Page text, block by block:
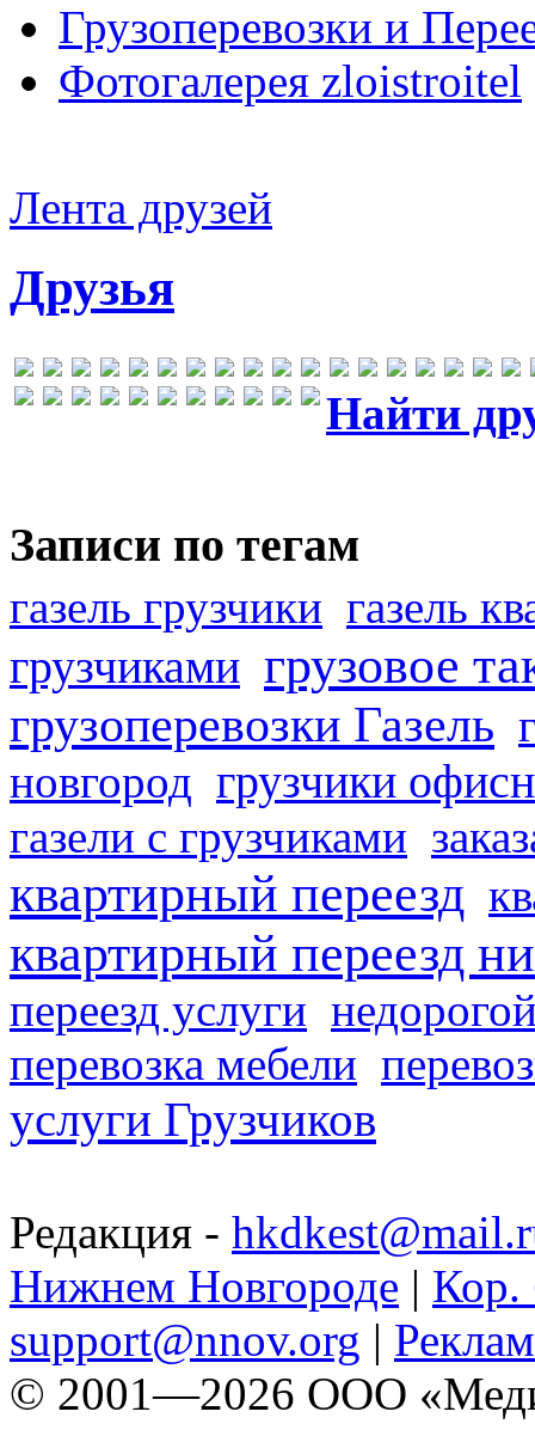
Грузоперевозки и
Фотогалерея zloistroitel
Лента друзей
Друзья
Найти
Записи по тегам
газель грузчики газель
грузчиками грузовое
грузоперевозки Газель
новгород грузчики
газели с грузчиками
квартирный переезд
квартирный переезд
переезд услуги
перевозка мебели
услуги Грузчиков
Редакция -
Нижнем Новгороде | Кор.
support@nnov.org |
© 2001—2026 ООО